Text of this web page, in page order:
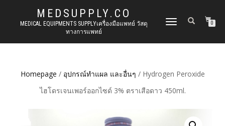
MEDSUPPLY.CO
MEDICAL EQUIPMENTS SUPPLYเครื่องมือแพทย์ วัสดุ
ทางการแพทย์
TOGGLE
0
Homepage / อุปกรณ์ทำแผล และอื่นๆ / Hydrogen Peroxide
ไฮโดรเจนเพอร์ออกไซด์ 3% ตราเสือดาว 450ml.